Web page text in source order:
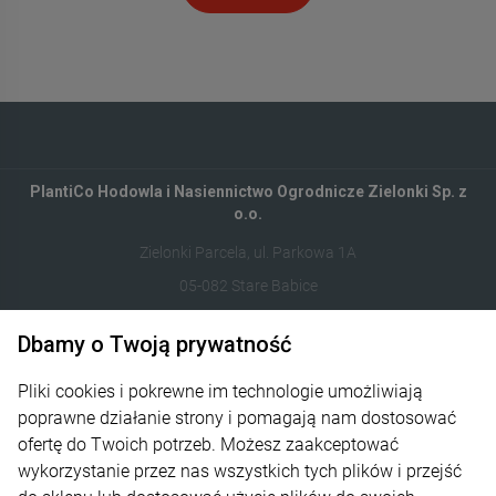
PlantiCo Hodowla i Nasiennictwo Ogrodnicze Zielonki Sp. z
o.o.
Zielonki Parcela, ul. Parkowa 1A
05-082 Stare Babice
122821412
Informacje
Obsługa zamówień
Dbamy o Twoją prywatność
Pliki cookies i pokrewne im technologie umożliwiają
poprawne działanie strony i pomagają nam dostosować
ofertę do Twoich potrzeb. Możesz zaakceptować
wykorzystanie przez nas wszystkich tych plików i przejść